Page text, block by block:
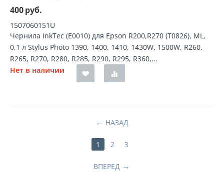
400руб.
1507060151U
Чернила InkTec (E0010) для Epson R200,R270 (T0826), ML,
0,1 л Stylus Photo 1390, 1400, 1410, 1430W, 1500W, R260,
R265, R270, R280, R285, R290, R295, R360,...
Нет в наличии
НАЗАД
1 2 3
ВПЕРЕД